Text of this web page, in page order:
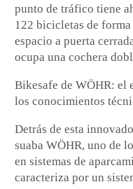
punto de tráfico tiene
122 bicicletas de
espacio a puerta
ocupa una cochera
Bikesafe de WÖHR: el
los conocimientos
Detrás de esta
suaba WÖHR, uno de
en sistemas de
caracteriza por un